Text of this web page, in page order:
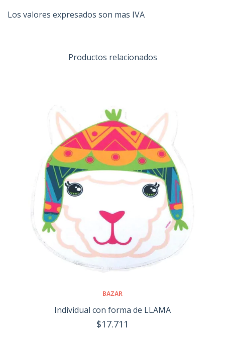
Los valores expresados son mas IVA
Productos relacionados
BAZAR
Individual con forma de LLAMA
$17.711